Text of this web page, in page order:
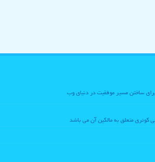
ساختن مسیر موفقیت در دنیای وب